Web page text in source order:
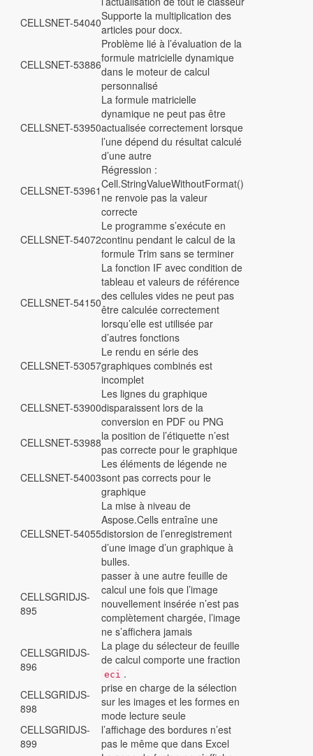
CELLSNET-54040Supporte la multiplication des
articles pour docx.
CELLSNET-53886
Problème lié à l’évaluation de la
formule matricielle dynamique
dans le moteur de calcul
personnalisé
CELLSNET-53950
La formule matricielle
dynamique ne peut pas être
actualisée correctement lorsque
l’une dépend du résultat calculé
d’une autre
CELLSNET-53961
Régression :
Cell.StringValueWithoutFormat()
ne renvoie pas la valeur
correcte
CELLSNET-54072
Le programme s’exécute en
continu pendant le calcul de la
formule Trim sans se terminer
CELLSNET-54150
La fonction IF avec condition de
tableau et valeurs de référence
des cellules vides ne peut pas
être calculée correctement
lorsqu’elle est utilisée par
d’autres fonctions
CELLSNET-53057
Le rendu en série des
graphiques combinés est
incomplet
CELLSNET-53900
Les lignes du graphique
disparaissent lors de la
conversion en PDF ou PNG
CELLSNET-53988la position de l’étiquette n’est
pas correcte pour le graphique
CELLSNET-54003
Les éléments de légende ne
sont pas corrects pour le
graphique
CELLSNET-54055
La mise à niveau de
Aspose.Cells entraîne une
distorsion de l’enregistrement
d’une image d’un graphique à
bulles.
CELLSGRIDJS-
895
passer à une autre feuille de
calcul une fois que l’image
nouvellement insérée n’est pas
complètement chargée, l’image
ne s’affichera jamais
CELLSGRIDJS-
896
La plage du sélecteur de feuille
de calcul comporte une fraction
eci .
CELLSGRIDJS-
898
prise en charge de la sélection
sur les images et les formes en
mode lecture seule
CELLSGRIDJS-
899
l’affichage des bordures n’est
pas le même que dans Excel